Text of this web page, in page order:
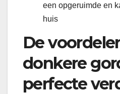
een opgeruimde en
huis
De
donkere
perfecte